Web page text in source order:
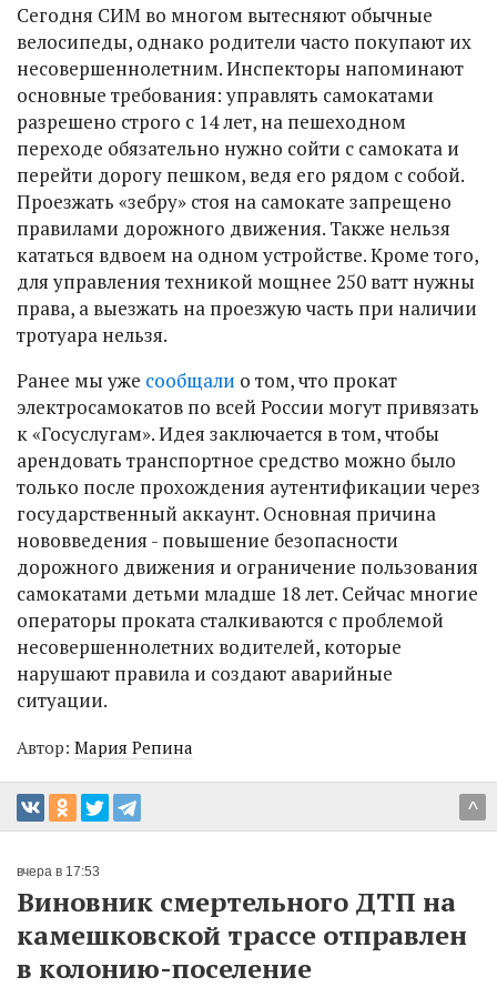
Сегодня СИМ во многом вытесняют обычные
велосипеды, однако родители часто покупают их
несовершеннолетним. Инспекторы напоминают
основные требования: управлять самокатами
разрешено строго с 14 лет, на пешеходном
переходе обязательно нужно сойти с самоката и
перейти дорогу пешком, ведя его рядом с собой.
Проезжать «зебру» стоя на самокате запрещено
правилами дорожного движения. Также нельзя
кататься вдвоем на одном устройстве. Кроме того,
для управления техникой мощнее 250 ватт нужны
права, а выезжать на проезжую часть при наличии
тротуара нельзя.
Ранее мы уже сообщали о том, что прокат
электросамокатов по всей России могут привязать
к «Госуслугам». Идея заключается в том, чтобы
арендовать транспортное средство можно было
только после прохождения аутентификации через
государственный аккаунт. Основная причина
нововведения - повышение безопасности
дорожного движения и ограничение пользования
самокатами детьми младше 18 лет. Сейчас многие
операторы проката сталкиваются с проблемой
несовершеннолетних водителей, которые
нарушают правила и создают аварийные
ситуации.
Автор: Мария Репина
^
вчера в 17:53
Виновник смертельного ДТП на
камешковской трассе отправлен
в колонию-поселение